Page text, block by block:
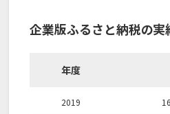
企業版ふるさと納税の実
年度
2019